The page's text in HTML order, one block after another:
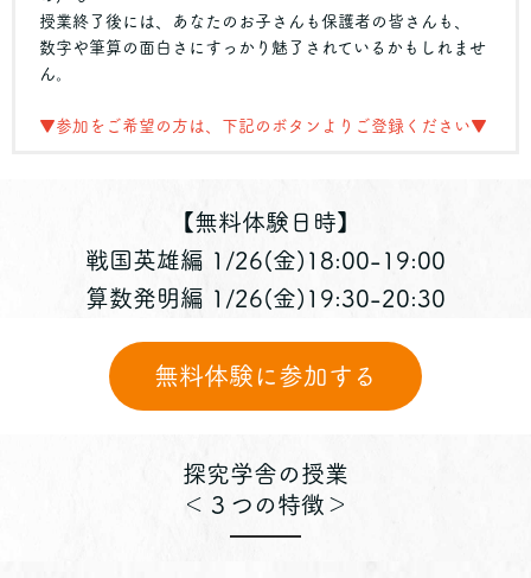
授業終了後には、あなたのお子さんも保護者の皆さんも、
数字や筆算の面白さにすっかり魅了されているかもしれませ
ん。
▼参加をご希望の方は、下記のボタンよりご登録ください▼
【無料体験日時】
戦国英雄編 1/26(金)18:00-19:00
算数発明編 1/26(金)19:30-20:30
無料体験に参加する
探究学舎の授業
＜３つの特徴＞